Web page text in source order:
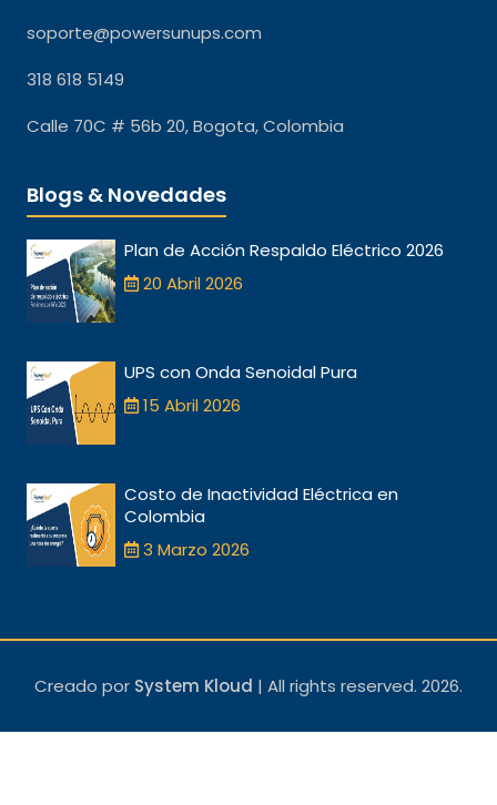
soporte@powersunups.com
318 618 5149
Calle 70C # 56b 20, Bogota, Colombia
Blogs & Novedades
Plan de Acción Respaldo Eléctrico 2026
20 Abril 2026
UPS con Onda Senoidal Pura
15 Abril 2026
Costo de Inactividad Eléctrica en
Colombia
3 Marzo 2026
Creado por System Kloud | All rights reserved. 2026.